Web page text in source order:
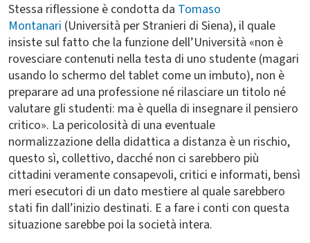
Stessa riflessione è condotta da Tomaso
Montanari (Università per Stranieri di Siena), il quale
insiste sul fatto che la funzione dell’Università «non è
rovesciare contenuti nella testa di uno studente (magari
usando lo schermo del tablet come un imbuto), non è
preparare ad una professione né rilasciare un titolo né
valutare gli studenti: ma è quella di insegnare il pensiero
critico». La pericolosità di una eventuale
normalizzazione della didattica a distanza è un rischio,
questo sì, collettivo, dacché non ci sarebbero più
cittadini veramente consapevoli, critici e informati, bensì
meri esecutori di un dato mestiere al quale sarebbero
stati fin dall’inizio destinati. E a fare i conti con questa
situazione sarebbe poi la società intera.